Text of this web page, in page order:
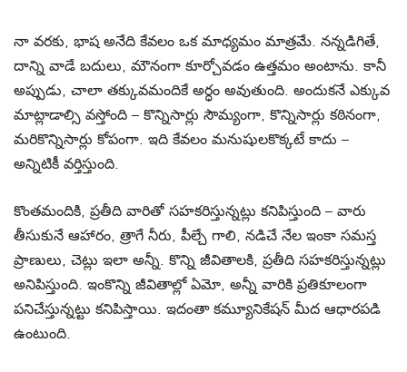
నా వరకు, భాష అనేది కేవలం ఒక మాధ్యమం మాత్రమే. నన్నడిగితే,
దాన్ని వాడే బదులు, మౌనంగా కూర్చోవడం ఉత్తమం అంటాను. కానీ
అప్పుడు, చాలా తక్కువమందికే అర్ధం అవుతుంది. అందుకనే ఎక్కువ
మాట్లాడాల్సి వస్తోంది – కొన్నిసార్లు సౌమ్యంగా, కొన్నిసార్లు కఠినంగా,
మరికొన్నిసార్లు కోపంగా. ఇది కేవలం మనుషులకొక్కటే కాదు –
అన్నిటికీ వర్తిస్తుంది.
కొంతమందికి, ప్రతీది వారితో సహకరిస్తున్నట్లు కనిపిస్తుంది – వారు
తీసుకునే ఆహారం, త్రాగే నీరు, పీల్చే గాలి, నడిచే నేల ఇంకా సమస్త
ప్రాణులు, చెట్లు ఇలా అన్నీ. కొన్ని జీవితాలకి, ప్రతీది సహకరిస్తున్నట్లు
అనిపిస్తుంది. ఇంకొన్ని జీవితాల్లో ఏమో, అన్నీ వారికి ప్రతికూలంగా
పనిచేస్తున్నట్టు కనిపిస్తాయి. ఇదంతా కమ్యూనికేషన్ మీద ఆధారపడి
ఉంటుంది.